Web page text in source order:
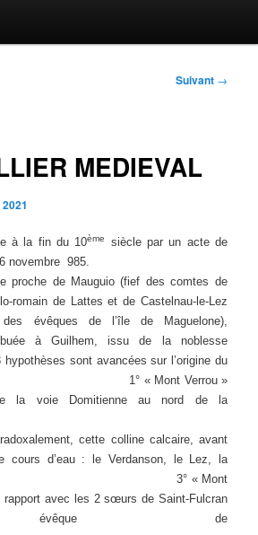
Suivant →
MEDIEVAL
à la fin du 10ème
siècle par un acte de
novembre 985.
proche de Mauguio (fief des comtes de
romain de Lattes et de Castelnau-le-Lez
évêques de l’île de Maguelone),
à Guilhem, issu de la noblesse
sont avancées sur l’origine du
: 1° « Mont Verrou »
la voie Domitienne au nord de la
cette colline calcaire, avant
cours d’eau : le Verdanson, le Lez, la
3° « Mont
avec les 2 sœurs de Saint-Fulcran
de